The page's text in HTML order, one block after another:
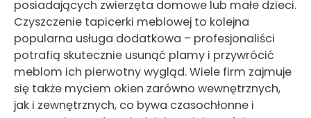
posiadających zwierzęta domowe lub małe dzieci.
Czyszczenie tapicerki meblowej to kolejna
popularna usługa dodatkowa – profesjonaliści
potrafią skutecznie usunąć plamy i przywrócić
meblom ich pierwotny wygląd. Wiele firm zajmuje
się także myciem okien zarówno wewnętrznych,
jak i zewnętrznych, co bywa czasochłonne i